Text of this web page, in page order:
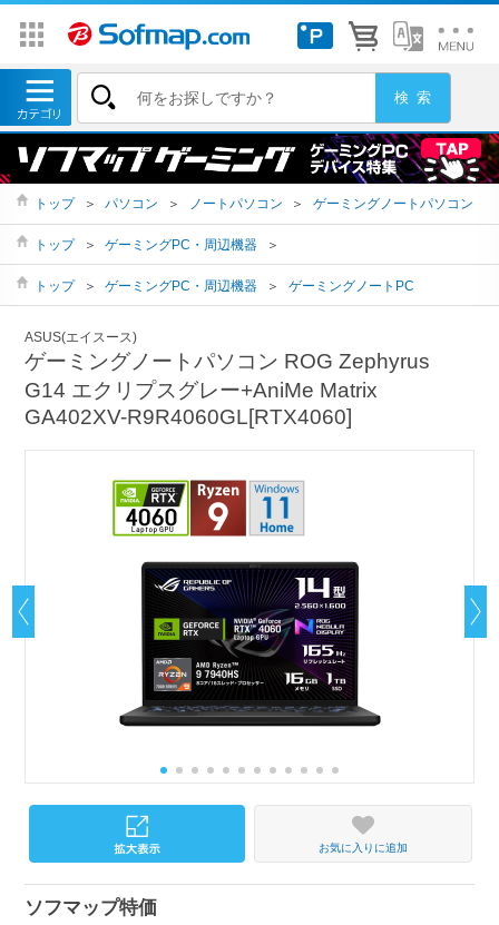
トップ ＞ パソコン ＞ ノートパソコン ＞ ゲーミングノートパソコン
トップ ＞ ゲーミングPC・周辺機器 ＞
トップ ＞ ゲーミングPC・周辺機器 ＞ ゲーミングノートPC
ASUS(エイスース)
ゲーミングノートパソコン ROG Zephyrus
G14 エクリプスグレー+AniMe Matrix
GA402XV-R9R4060GL[RTX4060]
お気に入りに追加
ソフマップ特価